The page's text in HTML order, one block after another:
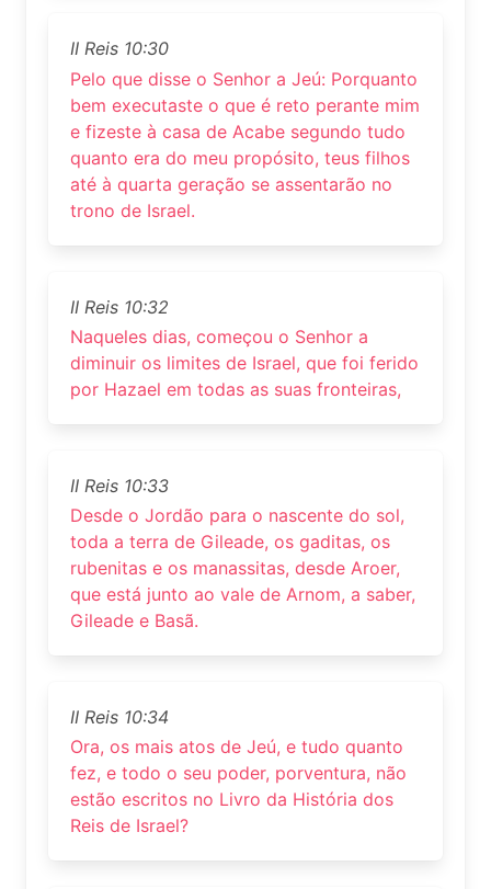
II Reis 10:30
Pelo que disse o Senhor a Jeú: Porquanto
bem executaste o que é reto perante mim
e fizeste à casa de Acabe segundo tudo
quanto era do meu propósito, teus filhos
até à quarta geração se assentarão no
trono de Israel.
II Reis 10:32
Naqueles dias, começou o Senhor a
diminuir os limites de Israel, que foi ferido
por Hazael em todas as suas fronteiras,
II Reis 10:33
Desde o Jordão para o nascente do sol,
toda a terra de Gileade, os gaditas, os
rubenitas e os manassitas, desde Aroer,
que está junto ao vale de Arnom, a saber,
Gileade e Basã.
II Reis 10:34
Ora, os mais atos de Jeú, e tudo quanto
fez, e todo o seu poder, porventura, não
estão escritos no Livro da História dos
Reis de Israel?